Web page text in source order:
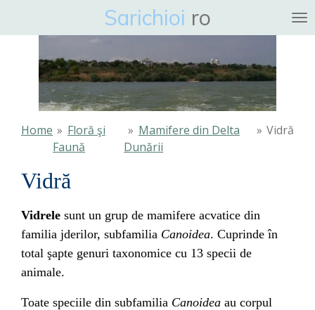
hoofdinhoud
Sarichioi ro
Home » Floră şi
Faună
» Mamifere din Delta
Dunării
» Vidră
Vidră
Vidrele sunt un grup de mamifere acvatice din
familia jderilor, subfamilia Canoidea. Cuprinde în
total şapte genuri taxonomice cu 13 specii de
animale.
Toate speciile din subfamilia Canoidea au corpul